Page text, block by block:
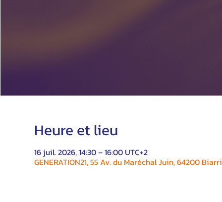
Heure et lieu
16 juil. 2026, 14:30 – 16:00 UTC+2
GENERATION21, 55 Av. du Maréchal Juin, 64200